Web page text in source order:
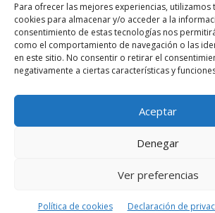
Para ofrecer las mejores experiencias,
cookies para almacenar y/o acceder a la
consentimiento de estas tecnologías nos
como el comportamiento de navegación o las
en este sitio. No consentir o retirar el
negativamente a ciertas características y
Aceptar
Denegar
Ver preferencias
Política de cookies Declaración de
VER TODAS LAS MEMORIAS
© Copyright © 2023 AIIAOC - Asociación
Ingenieros Industriales de Andalucía
AIIAOC.